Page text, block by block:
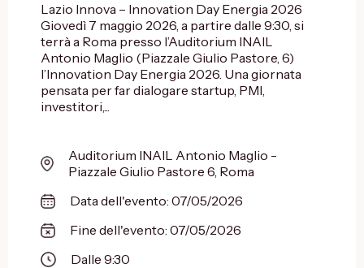
Lazio Innova – Innovation Day Energia 2026
Giovedì 7 maggio 2026, a partire dalle 9:30, si
terrà a Roma presso l’Auditorium INAIL
Antonio Maglio (Piazzale Giulio Pastore, 6)
l’Innovation Day Energia 2026. Una giornata
pensata per far dialogare startup, PMI,
investitori,...
Auditorium INAIL Antonio Maglio -
Piazzale Giulio Pastore 6, Roma
Data dell'evento: 07/05/2026
Fine dell'evento: 07/05/2026
Dalle 9:30